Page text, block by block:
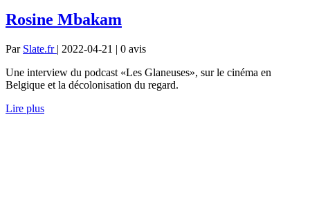
Rosine Mbakam
Par Slate.fr | 2022-04-21 | 0 avis
Une interview du podcast «Les Glaneuses», sur le cinéma en
Belgique et la décolonisation du regard.
Lire plus